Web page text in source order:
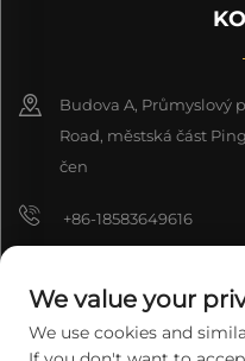
Budova A, Průmyslový
Road, městská část
čen
+86-18583649616
8618165761396
We value your
We use cookies and